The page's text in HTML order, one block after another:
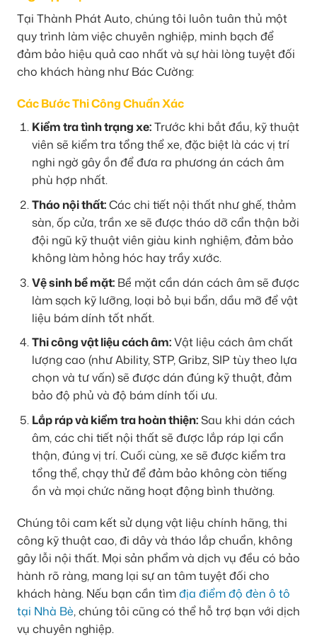
Tại Thành Phát Auto, chúng tôi luôn tuân thủ một
quy trình làm việc chuyên nghiệp, minh bạch để
đảm bảo hiệu quả cao nhất và sự hài lòng tuyệt đối
cho khách hàng như Bác Cường:
Các Bước Thi Công Chuẩn Xác
Kiểm tra tình trạng xe:Trước khi bắt đầu, kỹ thuật
viên sẽ kiểm tra tổng thể xe, đặc biệt là các vị trí
nghi ngờ gây ồn để đưa ra phương án cách âm
phù hợp nhất.
Tháo nội thất:Các chi tiết nội thất như ghế, thảm
sàn, ốp cửa, trần xe sẽ được tháo dỡ cẩn thận bởi
đội ngũ kỹ thuật viên giàu kinh nghiệm, đảm bảo
không làm hỏng hóc hay trầy xước.
Vệ sinh bề mặt:Bề mặt cần dán cách âm sẽ được
làm sạch kỹ lưỡng, loại bỏ bụi bẩn, dầu mỡ để vật
liệu bám dính tốt nhất.
Thi công vật liệu cách âm:Vật liệu cách âm chất
lượng cao (như Ability, STP, Gribz, SIP tùy theo lựa
chọn và tư vấn) sẽ được dán đúng kỹ thuật, đảm
bảo độ phủ và độ bám dính tối ưu.
Lắp ráp và kiểm tra hoàn thiện:Sau khi dán cách
âm, các chi tiết nội thất sẽ được lắp ráp lại cẩn
thận, đúng vị trí. Cuối cùng, xe sẽ được kiểm tra
tổng thể, chạy thử để đảm bảo không còn tiếng
ồn và mọi chức năng hoạt động bình thường.
Chúng tôi cam kết sử dụng vật liệu chính hãng, thi
công kỹ thuật cao, đi dây và tháo lắp chuẩn, không
gây lỗi nội thất. Mọi sản phẩm và dịch vụ đều có bảo
hành rõ ràng, mang lại sự an tâm tuyệt đối cho
khách hàng. Nếu bạn cần tìmđịa điểm độ đèn ô tô
tại Nhà Bè, chúng tôi cũng có thể hỗ trợ bạn với dịch
vụ chuyên nghiệp.